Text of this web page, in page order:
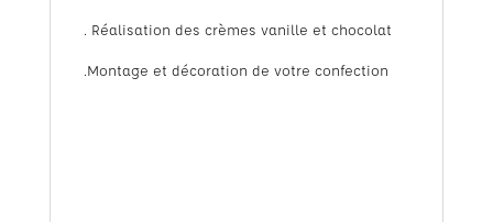
. Réalisation des crèmes vanille et chocolat
.Montage et décoration de votre confection